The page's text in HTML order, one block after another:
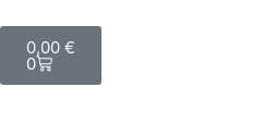
0,00 €
0